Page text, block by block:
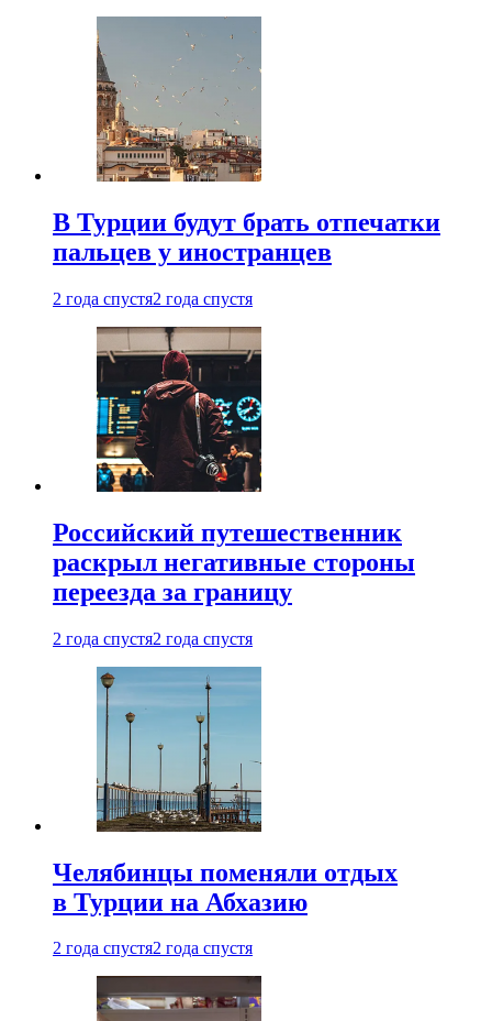
В Турции будут брать отпечатки
пальцев у иностранцев
2 года спустя2 года спустя
Российский путешественник
раскрыл негативные стороны
переезда за границу
2 года спустя2 года спустя
Челябинцы поменяли отдых
в Турции на Абхазию
2 года спустя2 года спустя